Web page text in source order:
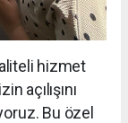
hizmet
açılışını
Bu özel